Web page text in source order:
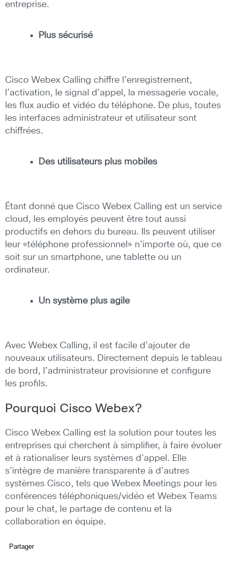
entreprise.
Plus sécurisé
Cisco Webex Calling chiffre l’enregistrement,
l’activation, le signal d’appel, la messagerie vocale,
les flux audio et vidéo du téléphone. De plus, toutes
les interfaces administrateur et utilisateur sont
chiffrées.
Des utilisateurs plus mobiles
Étant donné que Cisco Webex Calling est un service
cloud, les employés peuvent être tout aussi
productifs en dehors du bureau. Ils peuvent utiliser
leur «téléphone professionnel» n’importe où, que ce
soit sur un smartphone, une tablette ou un
ordinateur.
Un système plus agile
Avec Webex Calling, il est facile d’ajouter de
nouveaux utilisateurs. Directement depuis le tableau
de bord, l’administrateur provisionne et configure
les profils.
Pourquoi Cisco Webex?
Cisco Webex Calling est la solution pour toutes les
entreprises qui cherchent à simplifier, à faire évoluer
et à rationaliser leurs systèmes d’appel. Elle
s’intègre de manière transparente à d’autres
systèmes Cisco, tels que Webex Meetings pour les
conférences téléphoniques/vidéo et Webex Teams
pour le chat, le partage de contenu et la
collaboration en équipe.
Partager